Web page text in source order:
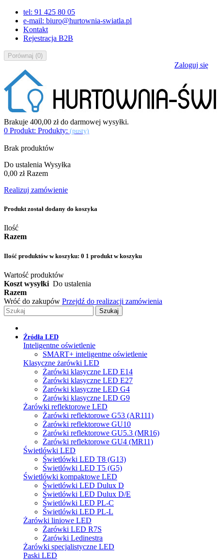
tel: 91 425 80 05
e-mail: biuro@hurtownia-swiatla.pl
Kontakt
Rejestracja B2B
Porównaj (0)
Zaloguj się
Brakuje 400,00 złdo darmowej wysyłki.
0 Produkt: Produkty: (pusty)
Brak produktów
Do ustalenia Wysyłka
0,00 zł Razem
Realizuj zamówienie
Produkt został dodany do koszyka
Ilość
Razem
Ilość produktów w koszyku: 0 1 produkt w koszyku
Wartość produktów
Koszt wysyłki Do ustalenia
Razem
Wróć do zakupów Przejdź do realizacji zamówienia
Szukaj
Źródła LED
Inteligentne oświetlenie
SMART+ inteligentne oświetlenie
Klasyczne żarówki LED
Żarówki klasyczne LED E14
Żarówki klasyczne LED E27
Żarówki klasyczne LED G4
Żarówki klasyczne LED G9
Żarówki reflektorowe LED
Żarówki reflektorowe G53 (AR111)
Żarówki reflektorowe GU10
Żarówki reflektorowe GU5.3 (MR16)
Żarówki reflektorowe GU4 (MR11)
Świetlówki LED
Świetlówki LED T8 (G13)
Świetlówki LED T5 (G5)
Świetlówki kompaktowe LED
Świetlówki LED Dulux D
Świetlówki LED Dulux D/E
Świetlówki LED PL-C
Świetlówki LED PL-L
Żarówki liniowe LED
Żarówki LED R7S
Żarówki Ledinestra
Żarówki specjalistyczne LED
Paski LED